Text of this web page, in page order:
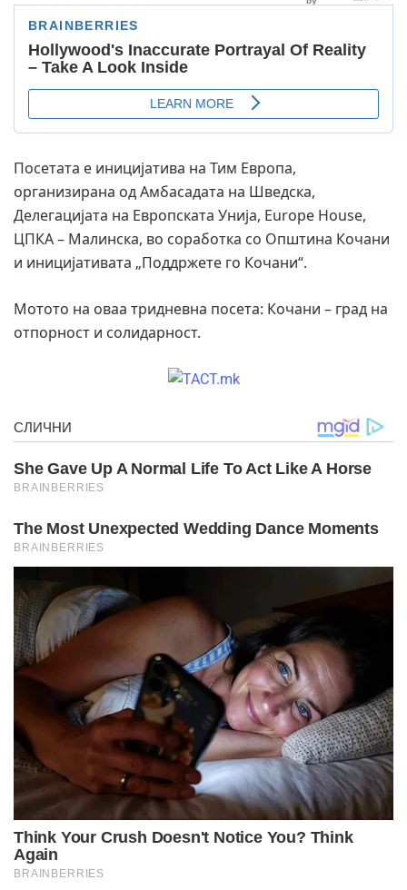
Посетата е иницијатива на Тим Европа,
организирана од Амбасадата на Шведска,
Делегацијата на Европската Унија, Europe House,
ЦПКА – Малинска, во соработка со Општина Кочани
и иницијативата „Поддржете го Кочани“.
Мотото на оваа тридневна посета: Кочани – град на
отпорност и солидарност.